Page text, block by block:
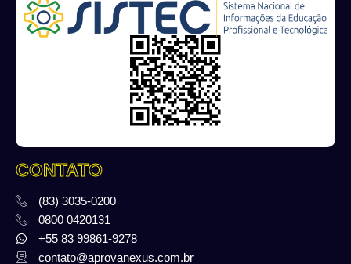
CONTATO
(83) 3035-0200
0800 0420131
+55 83 99861-9278
contato@aprovanexus.com.br